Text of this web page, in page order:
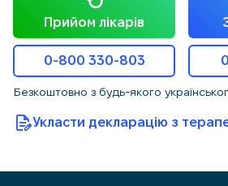
Прийом лікарів
0-800 330-803
Безкоштовно з будь-якого
Укласти декларацію з